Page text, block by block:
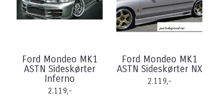
Ford Mondeo MK1
ASTN Sideskørter
Inferno
2.119,-
Ford Mondeo MK1
ASTN Sideskørter NX
2.119,-